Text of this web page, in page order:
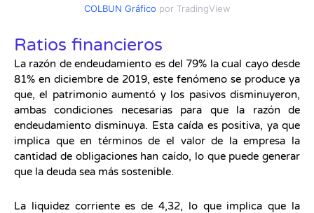
COLBUN Gráfico por TradingView
Ratios financieros
La razón de endeudamiento es del 79% la cual cayo desde
81% en diciembre de 2019, este fenómeno se produce ya
que, el patrimonio aumentó y los pasivos disminuyeron,
ambas condiciones necesarias para que la razón de
endeudamiento disminuya. Esta caída es positiva, ya que
implica que en términos de el valor de la empresa la
cantidad de obligaciones han caído, lo que puede generar
que la deuda sea más sostenible.
La liquidez corriente es de 4,32, lo que implica que la